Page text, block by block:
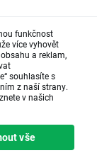
funkčnost
více vyhovět
a reklam,
souhlasíte s
z naší strany.
v našich
vše